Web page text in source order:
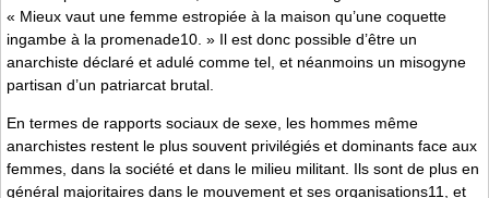
« Mieux vaut une femme estropiée à la maison qu’une coquette
ingambe à la promenade10. » Il est donc possible d’être un
anarchiste déclaré et adulé comme tel, et néanmoins un misogyne
partisan d’un patriarcat brutal.
En termes de rapports sociaux de sexe, les hommes même
anarchistes restent le plus souvent privilégiés et dominants face aux
femmes, dans la société et dans le milieu militant. Ils sont de plus en
général majoritaires dans le mouvement et ses organisations11, et